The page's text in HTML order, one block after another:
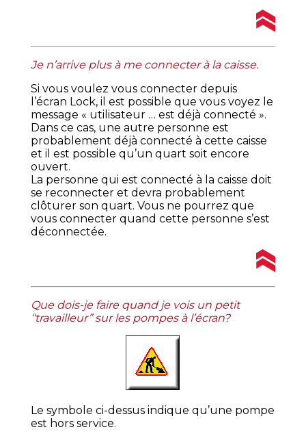
Je n’arrive plus à me connecter à la caisse.
Si vous voulez vous connecter depuis
l’écran Lock, il est possible que vous voyez le
message « utilisateur … est déjà connecté ».
Dans ce cas, une autre personne est
probablement déjà connecté à cette caisse
et il est possible qu’un quart soit encore
ouvert.
La personne qui est connecté à la caisse doit
se reconnecter et devra probablement
clôturer son quart. Vous ne pourrez que
vous connecter quand cette personne s’est
déconnectée.
Que dois-je faire quand je vois un petit
“travailleur” sur les pompes à l’écran?
Le symbole ci-dessus indique qu’une pompe
est hors service.